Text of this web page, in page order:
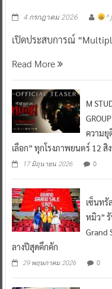
4 กรกฎาคม 2026 ^
เปิดประสบการณ์
Read More
M
ความยุ
เลือก” ทุกโรงภาพยนตร์ 12 สิ
17 มิถุนายน 2026 0
เซ็นทรั
หมิว”
Grand
ลางปีสุดคึกคัก
29 พฤษภาคม 2026 0